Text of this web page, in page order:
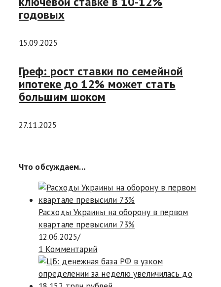
годовых
15.09.2025
Греф: рост ставки по семейной
ипотеке до 12% может стать
большим шоком
27.11.2025
Что обсуждаем…
Расходы Украины на оборону в первом
квартале превысили 73%
12.06.2025/
1 Комментарий